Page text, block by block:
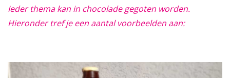
Ieder thema kan in chocolade gegoten worden.
Hieronder tref je een aantal voorbeelden aan: